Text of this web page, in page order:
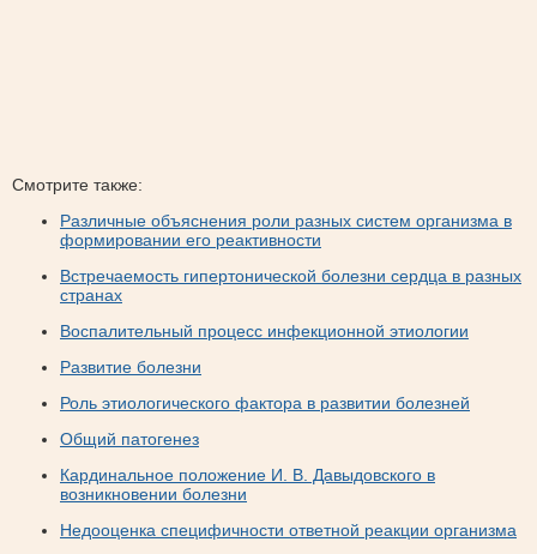
Смотрите также:
Различные объяснения роли разных систем организма в
формировании его реактивности
Встречаемость гипертонической болезни сердца в разных
странах
Воспалительный процесс инфекционной этиологии
Развитие болезни
Роль этиологического фактора в развитии болезней
Общий патогенез
Кардинальное положение И. В. Давыдовского в
возникновении болезни
Недооценка специфичности ответной реакции организма